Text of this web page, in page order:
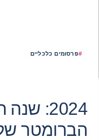
#פרסומים כלכליים
2024:
הברומטר